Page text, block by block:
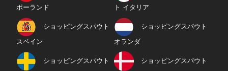
ポーランド ト イタリア
ショッピングスパウト
スペイン
ショッピングスパウト
オランダ
ショッピングスパウト ショッピングスパウト